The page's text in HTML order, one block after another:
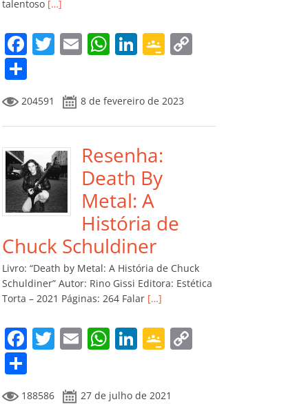
talentoso […]
F
e
b
o
o
k
T
itt
er
E
l
W
s
A
p
p
Li
e
dI
n
G
gl
e
ro
m
Li
o
m
p
ar
til
h
ar
204591 8 de fevereiro de 2023
Resenha:
Death By
Metal: A
História de
Chuck Schuldiner
Livro: “Death by Metal: A História de Chuck
Schuldiner” Autor: Rino Gissi Editora: Estética
Torta – 2021 Páginas: 264 Falar […]
F T
itt
E W Li G
o
188586 27 de julho de 2021